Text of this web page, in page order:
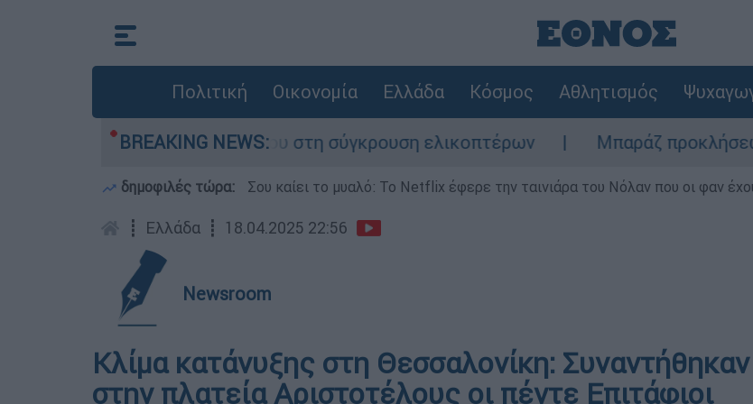
Πολιτική Οικονομία Ελλάδα Κόσμος Αθλητισμός
BREAKING NEWS:
έχασε τη ζωή του στη σύγκρουση ελικοπτέρων Μπαράζ προκλήσεων της
δημοφιλές τώρα: Σου καίει το μυαλό: Το Netflix έφερε την ταινιάρα του Νόλαν που οι φαν
┋ Ελλάδα ┋ 18.04.2025 22:56
Newsroom
Κλίμα κατάνυξης στη Θεσσαλονίκη: Συναντήθηκαν
στην πλατεία Αριστοτέλους οι πέντε Επιτάφιοι